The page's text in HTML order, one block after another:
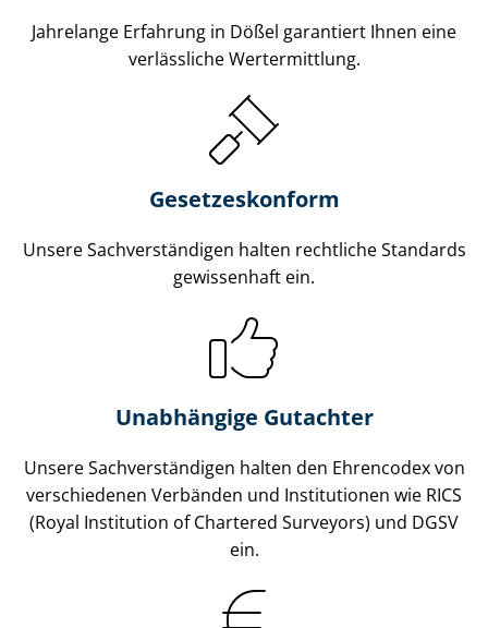
Jahrelange Erfahrung in Dößel garantiert Ihnen eine
verlässliche Wertermittlung.
Gesetzes­konform
Unsere Sach­ver­stän­di­gen halten rechtliche Standards
gewissenhaft ein.
Unabhängige Gutachter
Unsere Sach­ver­stän­di­gen halten den Ehrencodex von
verschiedenen Verbänden und Institutionen wie RICS
(Royal Institution of Chartered Surveyors) und DGSV
ein.